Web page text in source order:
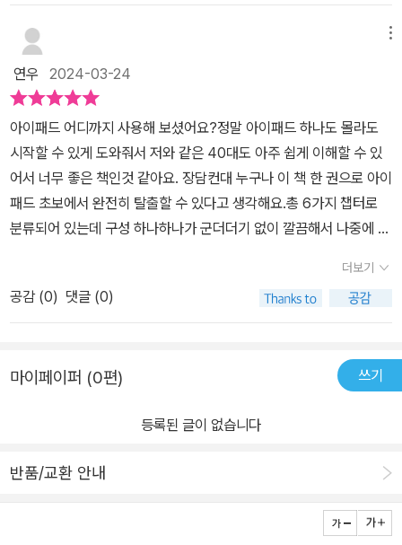
와 연결하기▶「된다! 톡써니의 아이패드 24시간 활용법」 은!아래에
해당하는 분이라면 꼭 읽어보고 필요한 기능을 배우고, 활용해 볼 것
을 권한다.- 아이패드를 구매하려고 고민 중인 분- 아이패드를 구매
해서 처음 써보는 분- 아이패드를 갖고는 있지만 다양하게 활용하지
못하는 분- 아이패드와 다른 기기를 연동하여 활용하고 싶은 분
생산성을 좀 더 높일 수 있고, 학생이라면 아이패드를 활용해 더욱 편
리하고 효율적으로 공부할 수 있습니다. 저는 아이패드 인기 앱 프로
크리에이트로 드로잉하고, 굿노트로 다이어리를 쓰며 다양한 취미 생
활을 즐길 수도 있다는 부분에서 인상깊었습니다. 마지막으로 아이패
드를 다른 기기와 연동하는 방법과 고장이 났다고 해도 걱정할 필요
없을 만큼 다양한 문제 해결법까지 담겨 있어서 이 책 한권으로 마무
리하는 [아이패드 이용기] 였습니다. 부모님께 선물해드리고 싶은 책
이었으며, 책. 한권으로 모든걸 끝낼 수 있어서 좋았어요. 무거운 전공
책을 들고다니며, 필기는 또 따로 챙겨야해서 헷갈리거나 누락되는
부분이 많았는데 스캔과 함께 필기도 굿노트로 할 수 있고, 메모앱을
비롯한 기본적인 어플들을 활용할 수 있는 책이라 좋았습니다 또한
개인 서명이나 기본 설정을 통해 반복적인 작업을 줄여 업무에 큰 효
연우 2024-03-24
아이패드 어디까지 사용해 보셨어요?정말 아이패드 하나도 몰라도
시작할 수 있게 도와줘서 저와 같은 40대도 아주 쉽게 이해할 수 있
어서 너무 좋은 책인것 같아요. 장담컨대 누구나 이 책 한 권으로 아이
패드 초보에서 완전히 탈출할 수 있다고 생각해요.총 6가지 챕터로
분류되어 있는데 구성 하나하나가 군더더기 없이 깔끔해서 나중에 필
어떤 게 나에게 맞을지 몰라서 정말 고민을 많이 했어요. 그 때 이 책
을 알았더라면 정말 시간도 돈도 많이 절약했을 수 있었을 텐데 하는
아쉬움이 들었어요.아이패드 구매하고 불량 상태 확인 방법까지 있더
책까지 사서 봐야하나 싶었는데 정보가 너무 많으면 오히려 뭘 해야
지 모르겠더라고요.​아는 만큼 보인다라고 하는데 결국엔 내가 모르면
1~10까지 내용에 불필요한 군더더기 없이 아이패드 구매단계부터
문제 해결편 등 다양한 정보를 한 번에 볼 수 있어서 좋았어요.역시 아
더보기
공감 (0) 댓글 (0)
마이페이퍼 (0편) 쓰기
등록된 글이 없습니다
반품/교환 안내